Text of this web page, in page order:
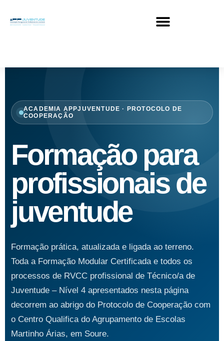
ACADEMIA APPJUVENTUDE · PROTOCOLO DE
COOPERAÇÃO
Formação para
profissionais de
juventude
Formação prática, atualizada e ligada ao terreno.
Toda a Formação Modular Certificada e todos os
processos de RVCC profissional de Técnico/a de
Juventude – Nível 4 apresentados nesta página
decorrem ao abrigo do Protocolo de Cooperação com
o Centro Qualifica do Agrupamento de Escolas
Martinho Árias, em Soure.